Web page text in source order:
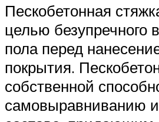
Пескобетонная
целью безупречного
пола перед
покрытия.
собственной
самовыравниванию